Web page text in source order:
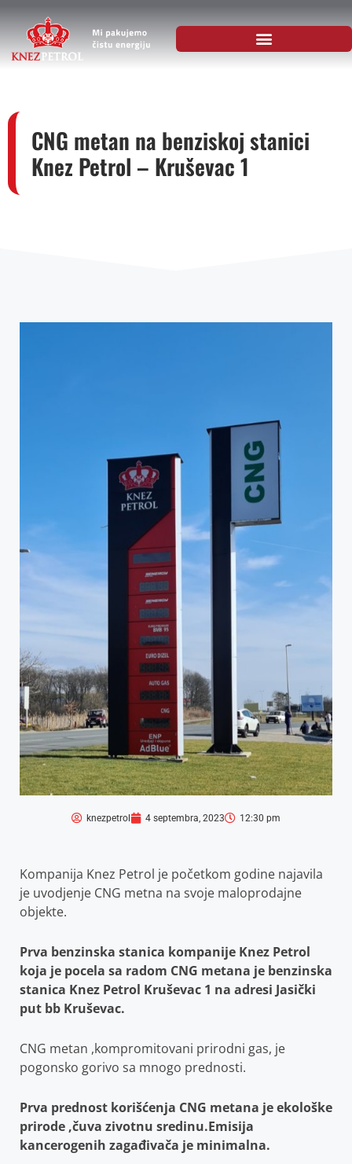
CNG metan na benziskoj stanici
Knez Petrol – Kruševac 1
knezpetrol 4 septembra, 2023 12:30 pm
Kompanija Knez Petrol je početkom godine najavila
je uvodjenje CNG metna na svoje maloprodajne
objekte.
Prva benzinska stanica kompanije Knez Petrol
koja je pocela sa radom CNG metana je benzinska
stanica Knez Petrol Kruševac 1 na adresi Jasički
put bb Kruševac.
CNG metan ,kompromitovani prirodni gas, je
pogonsko gorivo sa mnogo prednosti.
Prva prednost korišćenja CNG metana je ekološke
prirode ,čuva zivotnu sredinu.Emisija
kancerogenih zagađivača je minimalna.